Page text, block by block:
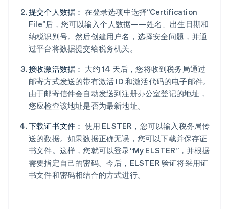
提交个人数据： 在登录选项中选择“Certification
File”后，您可以输入个人数据——姓名、出生日期和
纳税识别号。然后创建用户名，选择安全问题，并通
过平台将数据提交给税务机关。
接收激活数据： 大约 14 天后，您将收到税务局通过
邮寄方式发送的带有激活 ID 和激活代码的电子邮件。
由于邮寄信件会自动发送到注册办公室登记的地址，
您应检查该地址是否为最新地址。
下载证书文件： 使用 ELSTER，您可以输入税务局传
送的数据。如果数据正确无误，您可以下载并保存证
书文件。这样，您就可以登录“My ELSTER”，并根据
需要指定自己的密码。今后，ELSTER 验证将采用证
书文件和密码相结合的方式进行。